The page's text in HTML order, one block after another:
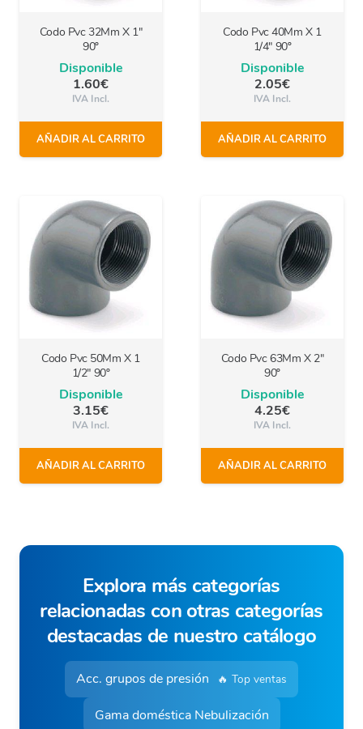
Codo Pvc 32Mm X 1″
90º
Disponible
1.60€
IVA Incl.
AÑADIR AL CARRITO
Codo Pvc 40Mm X 1
1/4″ 90º
Disponible
2.05€
IVA Incl.
AÑADIR AL CARRITO
Codo Pvc 50Mm X 1
1/2″ 90º
Disponible
3.15€
IVA Incl.
AÑADIR AL CARRITO
Codo Pvc 63Mm X 2″
90º
Disponible
4.25€
IVA Incl.
AÑADIR AL CARRITO
Explora más categorías
relacionadas con otras categorías
destacadas de nuestro catálogo
Acc. grupos de presión 🔥 Top ventas
Gama doméstica Nebulización